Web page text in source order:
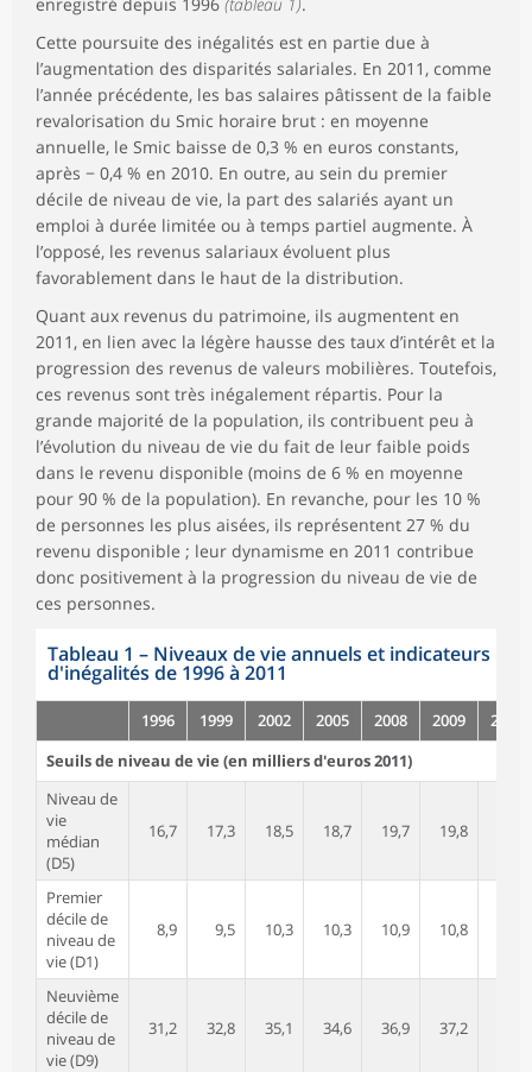
Cette poursuite des inégalités est en partie due à
l’augmentation des disparités salariales. En 2011, comme
l’année précédente, les bas salaires pâtissent de la faible
revalorisation du Smic horaire brut : en moyenne
annuelle, le Smic baisse de 0,3 % en euros constants,
après − 0,4 % en 2010. En outre, au sein du premier
décile de niveau de vie, la part des salariés ayant un
emploi à durée limitée ou à temps partiel augmente. À
l’opposé, les revenus salariaux évoluent plus
favorablement dans le haut de la distribution.
Quant aux revenus du patrimoine, ils augmentent en
2011, en lien avec la légère hausse des taux d’intérêt et la
progression des revenus de valeurs mobilières. Toutefois,
ces revenus sont très inégalement répartis. Pour la
grande majorité de la population, ils contribuent peu à
l’évolution du niveau de vie du fait de leur faible poids
dans le revenu disponible (moins de 6 % en moyenne
pour 90 % de la population). En revanche, pour les 10 %
de personnes les plus aisées, ils représentent 27 % du
revenu disponible ; leur dynamisme en 2011 contribue
donc positivement à la progression du niveau de vie de
ces personnes.
Tableau 1 – Niveaux de vie annuels et indicateurs
d'inégalités de 1996 à 2011
1996 1999 2002 2005 2008 2009
2010
Seuils de niveau de vie (en milliers d'euros 2011)
Niveau de
vie
médian
(D5)
16,7 17,3 18,5 18,7 19,7 19,8
Premier
décile de
niveau de
vie (D1)
8,9 9,5 10,3 10,3 10,9 10,8
Neuvième
décile de
niveau de
vie (D9)
31,2 32,8 35,1 34,6 36,9 37,2